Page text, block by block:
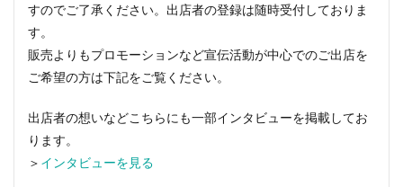
すのでご了承ください。出店者の登録は随時受付しておりま
す。
販売よりもプロモーションなど宣伝活動が中心でのご出店を
ご希望の方は下記をご覧ください。
出店者の想いなどこちらにも一部インタビューを掲載してお
ります。
＞ インタビューを見る